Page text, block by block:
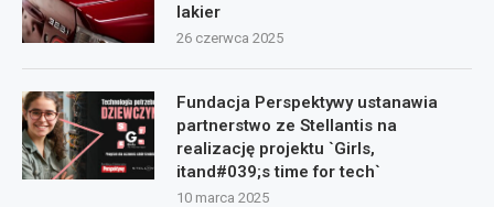
lakier
26 czerwca 2025
Fundacja Perspektywy ustanawia
partnerstwo ze Stellantis na
realizację projektu `Girls,
itand#039;s time for tech`
10 marca 2025